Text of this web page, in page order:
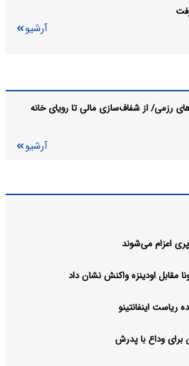
آرشیو
رزمی/ از شفاف‌سازی مالی تا رویای خانه
آرشیو
اودینزه واکنش نشان داد
ریاست اینفانتینو
برای وداع با پدرش